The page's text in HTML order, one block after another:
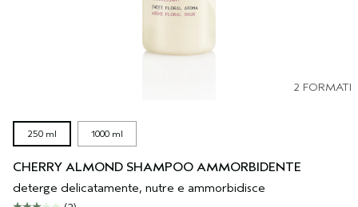
2 FORMATI
250 ml 1000 ml
CHERRY ALMOND SHAMPOO AMMORBIDENTE
deterge delicatamente, nutre e ammorbidisce